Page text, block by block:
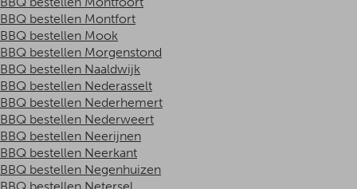
BBQ bestellen Montfort
BBQ bestellen Mook
BBQ bestellen Morgenstond
BBQ bestellen Naaldwijk
BBQ bestellen Nederasselt
BBQ bestellen Nederhemert
BBQ bestellen Nederweert
BBQ bestellen Neerijnen
BBQ bestellen Neerkant
BBQ bestellen Negenhuizen